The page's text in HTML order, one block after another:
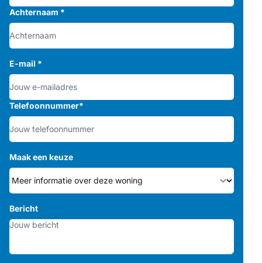
Achternaam *
E-mail *
Telefoonnummer*
Maak een keuze
Bericht